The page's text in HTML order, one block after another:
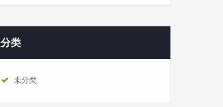
分类
未分类